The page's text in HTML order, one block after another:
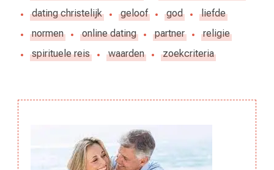
dating christelijk
geloof god
liefde
normen
online dating partner
religie
spirituele reis
waarden zoekcriteria
Berichtnavigatie